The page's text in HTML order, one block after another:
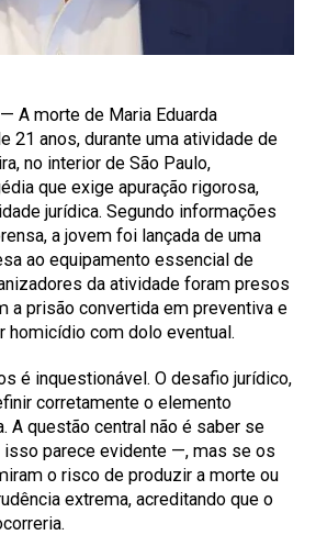
— A morte de Maria Eduarda
21 anos, durante uma atividade de
no interior de São Paulo,
que exige apuração rigorosa,
jurídica. Segundo informações
a jovem foi lançada de uma
ao equipamento essencial de
da atividade foram presos
a prisão convertida em preventiva e
homicídio com dolo eventual.
é inquestionável. O desafio jurídico,
corretamente o elemento
A questão central não é saber se
parece evidente —, mas se os
o risco de produzir a morte ou
extrema, acreditando que o